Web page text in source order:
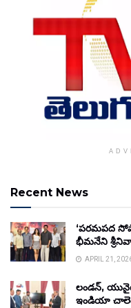
Recent News
‘పరమపద
భీమనేని
APRIL 21,
లండన్,
ఇండియా